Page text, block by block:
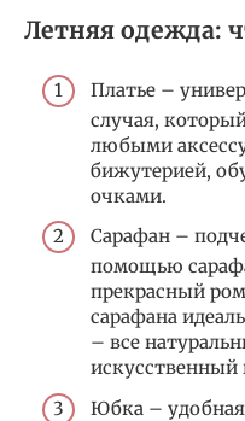
Летняя одежда:
Платье –
случая,
любыми
бижутерией,
очками.
Сарафан –
помощью
прекрасный
сарафана
– все
искусственный
Юбка – удобная